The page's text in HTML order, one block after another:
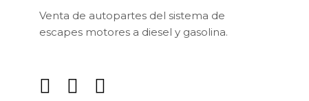
Venta de autopartes del sistema de
escapes motores a diesel y gasolina.